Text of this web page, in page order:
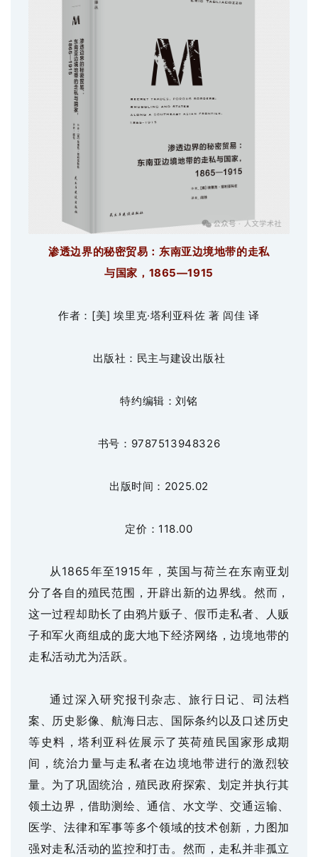
渗透边界的秘密贸易：东南亚边境地带的走私
与国家， 1865—1915
作者： [美] 埃里克·塔利亚科佐 著 闾佳 译
出版社：民主与建设出版社
特约编辑：刘铭
书号： 9787513948326
出版时间： 2025.02
定价： 118.00
从1865年至1915年，英国与荷兰在东南亚划
分了各自的殖民范围，开辟出新的边界线。然而，
这一过程却助长了由鸦片贩子、假币走私者、人贩
子和军火商组成的庞大地下经济网络，边境地带的
走私活动尤为活跃。
通过深入研究报刊杂志、旅行日记、司法档
案、历史影像、航海日志、国际条约以及口述历史
等史料，塔利亚科佐展示了英荷殖民国家形成期
间，统治力量与走私者在边境地带进行的激烈较
量。为了巩固统治，殖民政府探索、划定并执行其
领土边界，借助测绘、通信、水文学、交通运输、
医学、法律和军事等多个领域的技术创新，力图加
强对走私活动的监控和打击。然而，走私并非孤立